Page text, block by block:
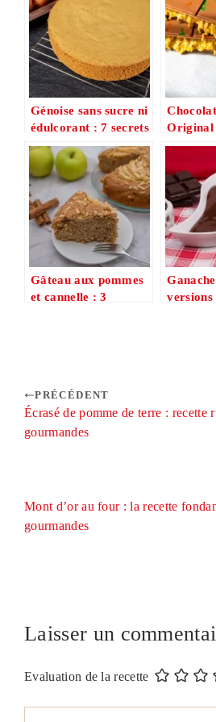
Génoise sans sucre ni
édulcorant : 7 secrets
pour une version
healthy irrésistible
Original
Gâteau aux pommes
et cannelle : 3
versions
PRÉCÉDENT
Écrasé de pomme de terre : recette
gourmandes
Mont d’or au four : la recette
gourmandes
Laisser un
Evaluation de la recette